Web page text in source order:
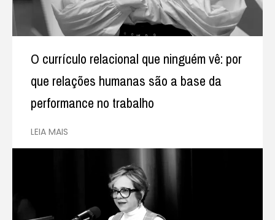
O currículo relacional que ninguém vê: por
que relações humanas são a base da
performance no trabalho
LEIA MAIS